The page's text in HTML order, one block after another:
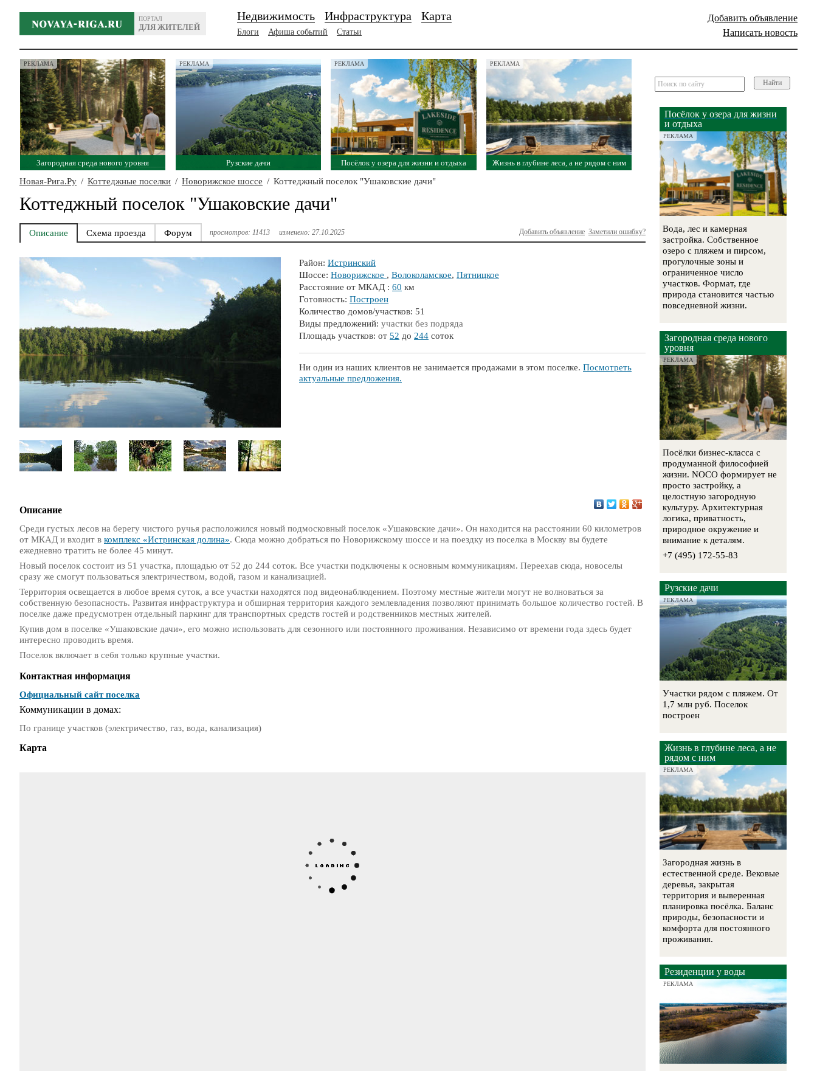
ПОРТАЛ
ДЛЯ ЖИТЕЛЕЙ
Добавить объявление
Написать новость
Недвижимость Инфраструктура Карта
Блоги Афиша событий Статьи
РЕКЛАМА
Загородная среда нового уровня
РЕКЛАМА
Рузские дачи
РЕКЛАМА
Посёлок у озера для жизни и отдыха
РЕКЛАМА
Жизнь в глубине леса, а не рядом с ним
Новая-Рига.Ру / Коттеджные поселки / Новорижское шоссе / Коттеджный поселок "Ушаковские дачи"
Коттеджный поселок "Ушаковские дачи"
Описание Схема проезда Форум просмотров: 11413 изменено: 27.10.2025 Добавить объявление Заметили ошибку?
Район: Истринский
Шоссе: Новорижское , Волоколамское, Пятницкое
Расстояние от МКАД : 60 км
Готовность: Построен
Количество домов/участков: 51
Виды предложений: участки без подряда
Площадь участков: от 52 до 244 соток
Ни один из наших клиентов не занимается продажами в этом поселке. Посмотреть
актуальные предложения.
Описание
Среди густых лесов на берегу чистого ручья расположился новый подмосковный поселок «Ушаковские дачи». Он находится на расстоянии 60 километров
от МКАД и входит в комплекс «Истринская долина». Сюда можно добраться по Новорижскому шоссе и на поездку из поселка в Москву вы будете
ежедневно тратить не более 45 минут.
Новый поселок состоит из 51 участка, площадью от 52 до 244 соток. Все участки подключены к основным коммуникациям. Переехав сюда, новоселы
сразу же смогут пользоваться электричеством, водой, газом и канализацией.
Территория освещается в любое время суток, а все участки находятся под видеонаблюдением. Поэтому местные жители могут не волноваться за
собственную безопасность. Развитая инфраструктура и обширная территория каждого землевладения позволяют принимать большое количество гостей. В
поселке даже предусмотрен отдельный паркинг для транспортных средств гостей и родственников местных жителей.
Купив дом в поселке «Ушаковские дачи», его можно использовать для сезонного или постоянного проживания. Независимо от времени года здесь будет
интересно проводить время.
Поселок включает в себя только крупные участки.
Контактная информация
Официальный сайт поселка
Коммуникации в домах:
По границе участков (электричество, газ, вода, канализация)
Карта
Найти
Посёлок у озера для жизни
и отдыха
РЕКЛАМА
Вода, лес и камерная
застройка. Собственное
озеро с пляжем и пирсом,
прогулочные зоны и
ограниченное число
участков. Формат, где
природа становится частью
повседневной жизни.
Загородная среда нового
уровня
РЕКЛАМА
Посёлки бизнес-класса с
продуманной философией
жизни. NOCO формирует не
просто застройку, а
целостную загородную
культуру. Архитектурная
логика, приватность,
природное окружение и
внимание к деталям.
+7 (495) 172-55-83
Рузские дачи
РЕКЛАМА
Участки рядом с пляжем. От
1,7 млн руб. Поселок
построен
Жизнь в глубине леса, а не
рядом с ним
РЕКЛАМА
Загородная жизнь в
естественной среде. Вековые
деревья, закрытая
территория и выверенная
планировка посёлка. Баланс
природы, безопасности и
комфорта для постоянного
проживания.
Резиденции у воды
РЕКЛАМА